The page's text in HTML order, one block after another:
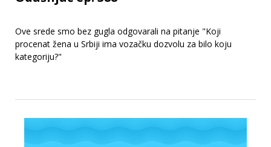
Ove srede smo bez gugla odgovarali na pitanje "Koji
procenat žena u Srbiji ima vozačku dozvolu za bilo koju
kategoriju?"